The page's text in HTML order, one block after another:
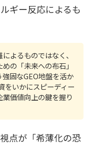
ギー反応によるも
よるものではなく、
の「未来への布石」
固なGEO地盤を活か
をいかにスピーディー
価値向上の鍵を握り
点が「希薄化の恐